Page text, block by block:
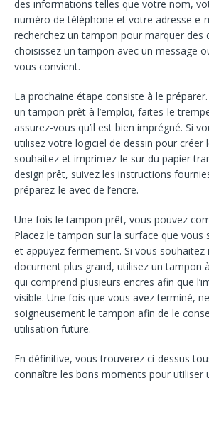
des informations telles que votre nom,
numéro de téléphone et votre adresse e-
recherchez un tampon pour marquer des
choisissez un tampon avec un message
vous convient.
La prochaine étape consiste à le
un tampon prêt à l’emploi, faites-le
assurez-vous qu’il est bien imprégné. Si
utilisez votre logiciel de dessin pour créer
souhaitez et imprimez-le sur du papier
design prêt, suivez les instructions
préparez-le avec de l’encre.
Une fois le tampon prêt, vous pouvez
Placez le tampon sur la surface que vous
et appuyez fermement. Si vous souhaitez
document plus grand, utilisez un tampon
qui comprend plusieurs encres afin que
visible. Une fois que vous avez terminé,
soigneusement le tampon afin de le
utilisation future.
En définitive, vous trouverez ci-dessus
connaître les bons moments pour utiliser